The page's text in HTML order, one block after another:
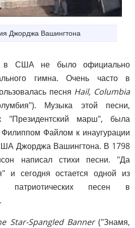
Джорджа Вашингтона
в США не было официально
гимна. Очень часто в
песня Hail, Columbia
Музыка этой песни,
"Президентский марш", была
Файлом к инаугурации
Джорджа Вашингтона. В 1798
написал стихи песни. "Да
и сегодня остается одной из
патриотических песен в
Star-Spangled Banner("Знамя,